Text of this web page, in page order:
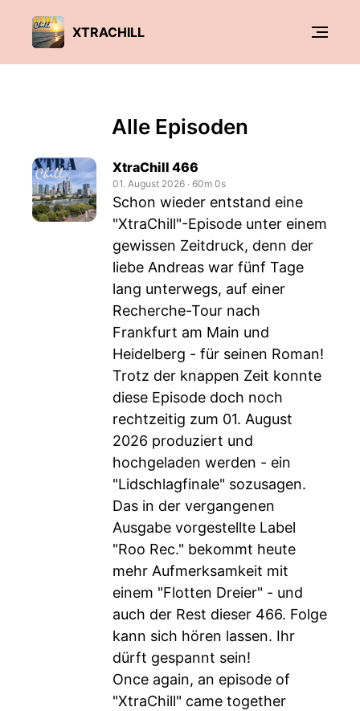
XTRACHILL
Alle Episoden
XtraChill 466
01. August 2026 ‧ 60m 0s
Schon wieder entstand eine
"XtraChill"-Episode unter einem
gewissen Zeitdruck, denn der
liebe Andreas war fünf Tage
lang unterwegs, auf einer
Recherche-Tour nach
Frankfurt am Main und
Heidelberg - für seinen Roman!
Trotz der knappen Zeit konnte
diese Episode doch noch
rechtzeitig zum 01. August
2026 produziert und
hochgeladen werden - ein
"Lidschlagfinale" sozusagen.
Das in der vergangenen
Ausgabe vorgestellte Label
"Roo Rec." bekommt heute
mehr Aufmerksamkeit mit
einem "Flotten Dreier" - und
auch der Rest dieser 466. Folge
kann sich hören lassen. Ihr
dürft gespannt sein!
Once again, an episode of
"XtraChill" came together